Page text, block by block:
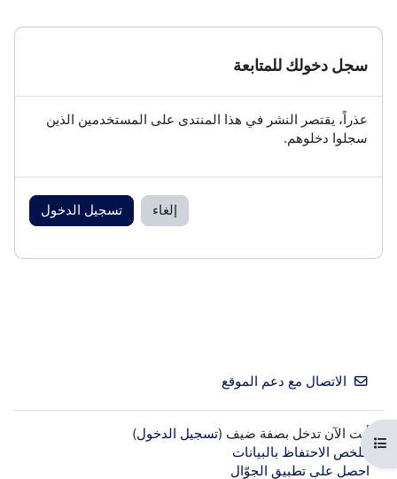
فتح فهرس المقرر
سجل دخولك للمتابعة
عذراً، يقتصر النشر في هذا المنتدى على المستخدمين الذين
سجلوا دخلوهم.
إلغاء تسجيل الدخول
الاتصال مع دعم الموقع
أنت الآن تدخل بصفة ضيف (تسجيل الدخول)
ملخص الاحتفاظ بالبيانات
احصل على تطبيق الجوّال